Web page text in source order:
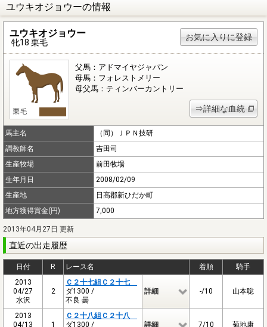
ユウキオジョウーの情報
ユウキオジョウー
牝18 栗毛
お気に入りに登録
父馬：アドマイヤジャパン
母馬：フォレストメリー
母父馬：ティンバーカントリー
⇒詳細な血統
馬主名
（同）ＪＰＮ技研
調教師名
吉田司
生産牧場
前田牧場
生年月日
2008/02/09
生産地
日高郡新ひだか町
地方獲得賞金(円)
7,000
2013年04月27日 更新
直近の出走履歴
日付 R レース名 着順
騎手
2013
04/27
水沢
2
Ｃ２十七組Ｃ２十七
ダ1300 /
不良 曇
詳細 -/10 山本聡
2013
04/13
1
Ｃ２十八組Ｃ２十八
ダ1300 /
詳細 7/10 菊地康